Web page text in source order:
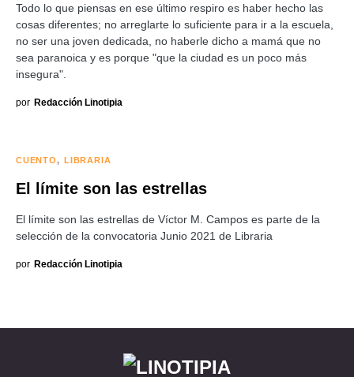
Todo lo que piensas en ese último respiro es haber hecho las
cosas diferentes; no arreglarte lo suficiente para ir a la escuela,
no ser una joven dedicada, no haberle dicho a mamá que no
sea paranoica y es porque "que la ciudad es un poco más
insegura".
por Redacción Linotipia
CUENTO LIBRARIA
El límite son las estrellas
El límite son las estrellas de Víctor M. Campos es parte de la
selección de la convocatoria Junio 2021 de Libraria
por Redacción Linotipia